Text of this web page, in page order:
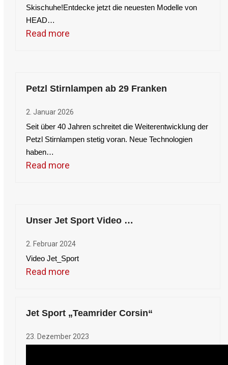
Skischuhe!Entdecke jetzt die neuesten Modelle von
HEAD…
Read more
Petzl Stirnlampen ab 29 Franken
2. Januar 2026
Seit über 40 Jahren schreitet die Weiterentwicklung der
Petzl Stirnlampen stetig voran. Neue Technologien
haben…
Read more
Unser Jet Sport Video …
2. Februar 2024
Video Jet_Sport
Read more
Jet Sport „Teamrider Corsin“
23. Dezember 2023